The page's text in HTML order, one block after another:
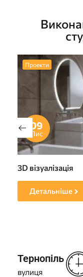
09
Лис
Проекти
3D візуалізація
Детальніше
Тернопіль
вулиця